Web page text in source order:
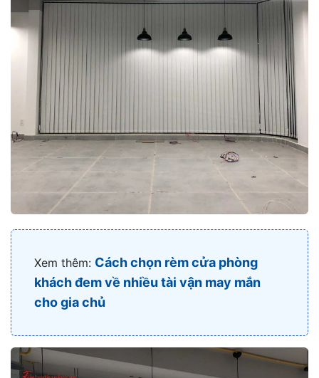
Xem thêm: Cách chọn rèm cửa phòng
khách đem về nhiều tài vận may mắn
cho gia chủ